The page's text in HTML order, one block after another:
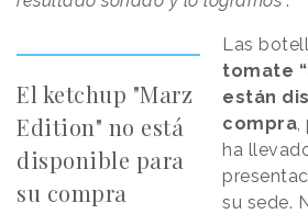
El ketchup "Marz
Edition" no está
disponible para
su compra
Las
tomate
están
compra,
ha
su sede.